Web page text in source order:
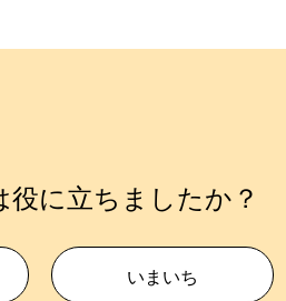
役に立ちましたか？
いまいち